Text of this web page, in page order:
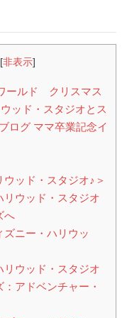
[非表示]
ールド クリスマス
ッド・スタジオとス
ログ ママ卒業記念イ
ッド・スタジオ♪＞
リウッド・スタジオ
へ
ニー・ハリウッ
ウッド・スタジオ
アドベンチャー・